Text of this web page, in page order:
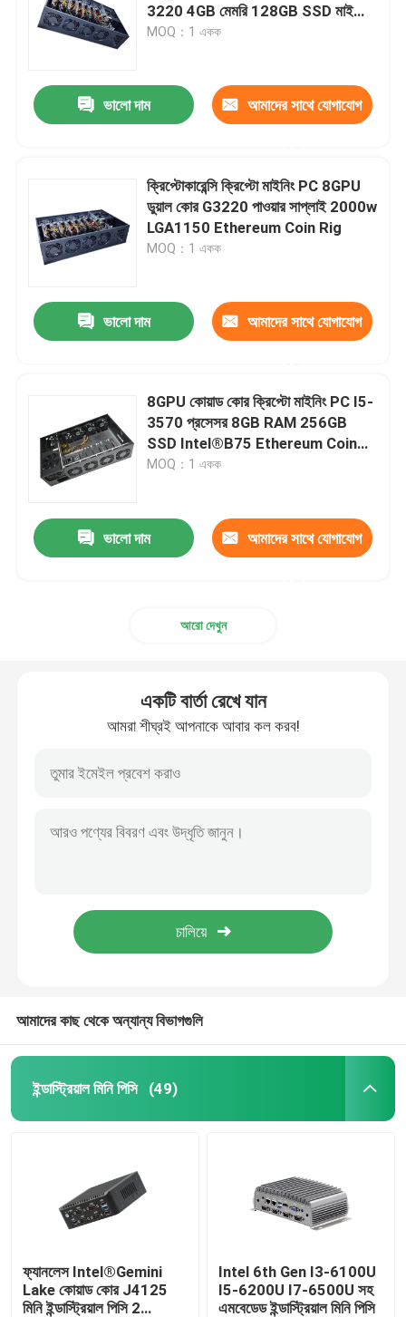
আমাদের সম্পর্কে
3220 4GB মেমরি 128GB SSD মাইনিং
রিগ পিসি
MOQ：1 একক
ভালো দাম আমাদের সাথে যোগাযোগ
ক্রিপ্টোকারেন্সি ক্রিপ্টো মাইনিং PC 8GPU
ডুয়াল কোর G3220 পাওয়ার সাপ্লাই 2000w
LGA1150 Ethereum Coin Rig
MOQ：1 একক
ভালো দাম আমাদের সাথে যোগাযোগ
8GPU কোয়াড কোর ক্রিপ্টো মাইনিং PC I5-
3570 প্রসেসর 8GB RAM 256GB
SSD Intel®B75 Ethereum Coin
Rig ETH Miner
MOQ：1 একক
ভালো দাম আমাদের সাথে যোগাযোগ
আরো দেখুন
একটি বার্তা রেখে যান
আমরা শীঘ্রই আপনাকে আবার কল করব!
আমাদের কাছ থেকে অন্যান্য বিভাগগুলি
ইন্ডাস্ট্রিয়াল মিনি পিসি (49)
ফ্যানলেস Intel®Gemini
Lake কোয়াড কোর J4125
মিনি ইন্ডাস্ট্রিয়াল পিসি 2
Intel 6th Gen I3-6100U
I5-6200U I7-6500U সহ
এমবেডেড ইন্ডাস্ট্রিয়াল মিনি পিসি